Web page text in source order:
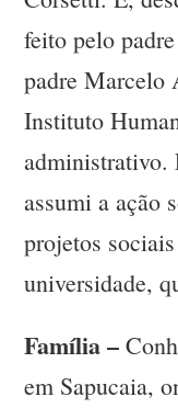
feito pelo
padre Marcelo
Instituto
administrativo.
assumi a ação
projetos
universidade,
Família –
em Sapucaia,